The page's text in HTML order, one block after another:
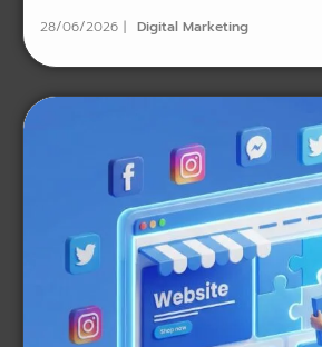
28/06/2026 Digital Marketing